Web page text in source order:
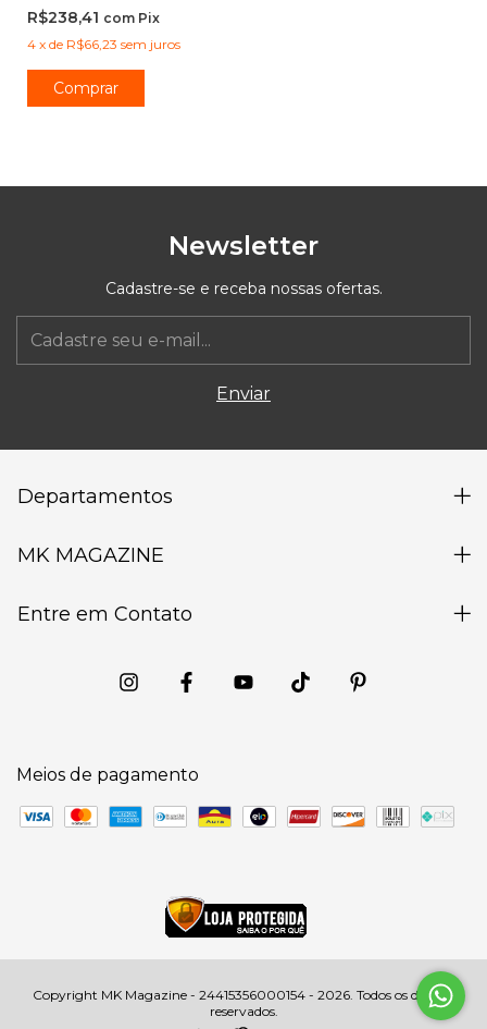
R$238,41 com Pix
4 x de R$66,23 sem juros
Comprar
Newsletter
Cadastre-se e receba nossas ofertas.
Departamentos
MK MAGAZINE
Entre em Contato
Meios de pagamento
Copyright MK Magazine - 24415356000154 - 2026. Todos os direitos
reservados.